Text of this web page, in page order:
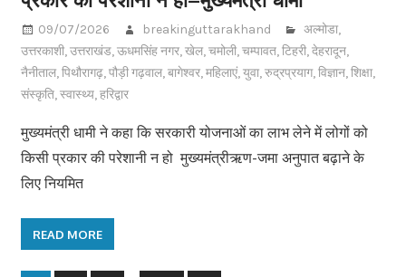
09/07/2026 breakinguttarakhand अल्मोडा,
उत्तरकाशी,उत्तराखंड,ऊधमसिंह नगर,खेल,चमोली,चम्पावत,टिहरी,देहरादून,
नैनीताल,पिथौरागढ़,पौड़ी गढ़वाल,बागेश्वर,महिलाएं,युवा,रुद्रप्रयाग,विज्ञान,शिक्षा,
संस्कृति,स्वास्थ्य,हरिद्वार
मुख्यमंत्री धामी ने कहा कि सरकारी योजनाओं का लाभ लेने में लोगों को
किसी प्रकार की परेशानी न हो मुख्यमंत्रीऋण-जमा अनुपात बढ़ाने के
लिए नियमित
READ MORE